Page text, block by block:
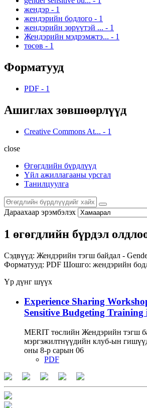
жендэр - 1
жендэрийн бодлого - 1
жендэрийн зөрүүтэй ... - 1
Жендэрийн мэдрэмжтэ... - 1
төсөв - 1
Форматууд
PDF - 1
Ашиглах зөвшөөрлүүд
Creative Commons At... - 1
close
Өгөгдлийн бүрдлүүд
Үйл ажиллагааны урсгал
Танилцуулга
Дараахаар эрэмбэлэх
1 өгөгдлийн бүрдэл
Сэдвүүд: Жендэрийн тэгш байдал -
Форматууд: PDF Шошго: жендэрийн
Үр дүнг шүүх
Experience Sharing
Sensitive Budgeting
MERIT төслийн Жендэрийн тэгш
мэргэжилтнүүдийн клуб-ын
оны 8-р сарын 06
PDF